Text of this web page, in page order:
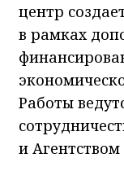
центр
в рамках
Работы
и